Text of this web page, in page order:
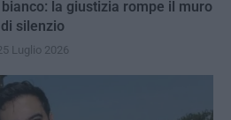
la giustizia rompe il muro
di silenzio
Luglio 2026